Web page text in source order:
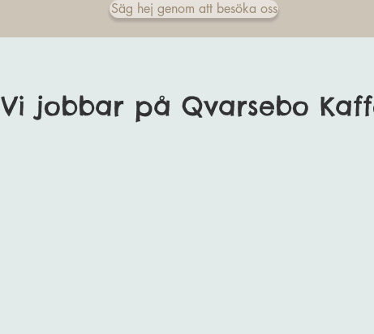
Säg hej genom att besöka oss
Vi jobbar på Qvarsebo